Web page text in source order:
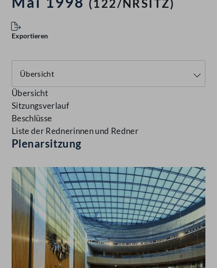
(122/NRSITZ)
Exportieren
Übersicht
Sitzungsverlauf
Beschlüsse
Liste der Rednerinnen und Redner
Plenarsitzung